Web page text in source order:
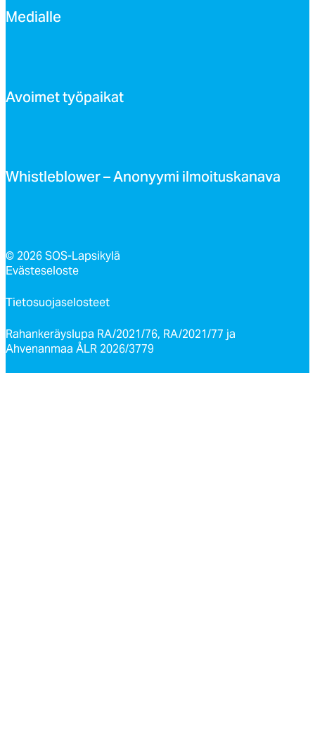
Me­dial­le
Avoi­met työ­pai­kat
Whist­leb­lo­wer – Ano­nyy­mi il­moi­tus­ka­na­va
© 2026 SOS-Lapsikylä
Evästeseloste
Tietosuojaselosteet
Rahankeräyslupa RA/2021/76, RA/2021/77 ja
Ahvenanmaa ÅLR 2026/3779